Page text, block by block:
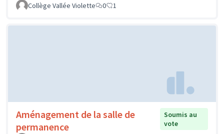
Collège Vallée Violette
0 1
Aménagement de la salle de
permanence
Soumis au
vote